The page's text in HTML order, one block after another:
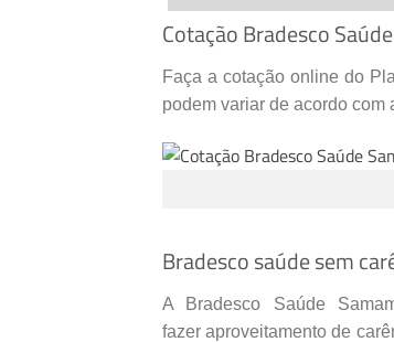
Cotação Bradesco
Faça a cotação online do
podem variar de acordo
Bradesco saúde sem
A Bradesco Saúde
fazer aproveitamento de